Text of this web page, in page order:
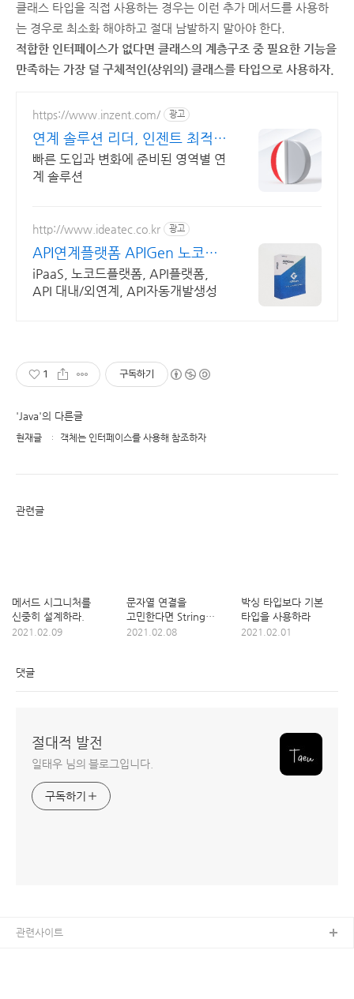
클래스 타입을 직접 사용하는 경우는 이런 추가 메서드를 사용하
는 경우로 최소화 해야하고 절대 남발하지 말아야 한다.
적합한 인터페이스가 없다면 클래스의 계층구조 중 필요한 기능을
만족하는 가장 덜 구체적인(상위의) 클래스를 타입으로 사용하자.
https://www.inzent.com/ 광고
연계 솔루션 리더, 인젠트 최적의
연계 아키텍처
빠른 도입과 변화에 준비된 영역별 연
계 솔루션
http://www.ideatec.co.kr 광고
API연계플랫폼 APIGen 노코드
API 연계 플랫폼
iPaaS, 노코드플랫폼, API플랫폼,
API 대내/외연계, API자동개발생성
1 구독하기
'Java'의 다른글
현재글 객체는 인터페이스를 사용해 참조하자
관련글
메서드 시그니처를
신중히 설계하라.
2021.02.09
문자열 연결을
고민한다면 String
보다는 StringBuilder
2021.02.08
박싱 타입보다 기본
타입을 사용하라
2021.02.01
댓글
절대적 발전
일태우 님의 블로그입니다.
구독하기
관련사이트